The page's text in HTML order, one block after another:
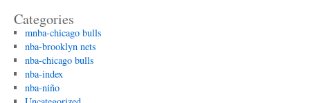
Categories
mnba-chicago bulls
nba-brooklyn nets
nba-chicago bulls
nba-index
nba-niño